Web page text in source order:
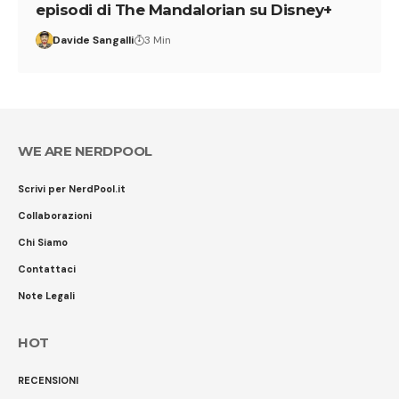
episodi di The Mandalorian su Disney+
Davide Sangalli 3 Min
WE ARE NERDPOOL
Scrivi per NerdPool.it
Collaborazioni
Chi Siamo
Contattaci
Note Legali
HOT
RECENSIONI